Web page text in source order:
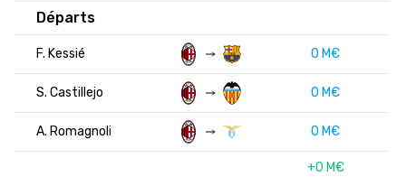
Départs
F. Kessié 0 M€
S. Castillejo 0 M€
A. Romagnoli 0 M€
+0 M€